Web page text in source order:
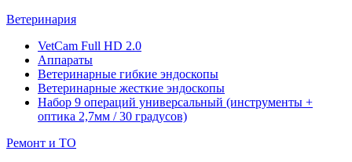
Ветеринария
VetCam Full HD 2.0
Аппараты
Ветеринарные гибкие эндоскопы
Ветеринарные жесткие эндоскопы
Набор 9 операций универсальный (инструменты +
оптика 2,7мм / 30 градусов)
Ремонт и ТО